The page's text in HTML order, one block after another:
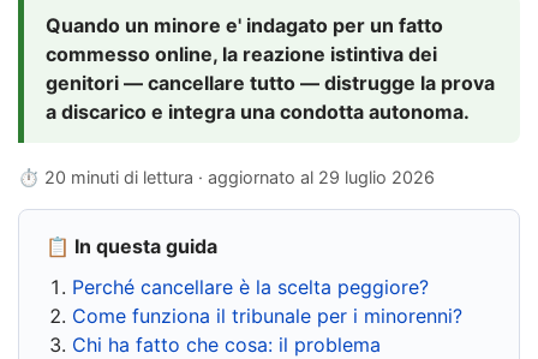
Quando un minore e' indagato per un fatto
commesso online, la reazione istintiva dei
genitori — cancellare tutto — distrugge la prova
a discarico e integra una condotta autonoma.
⏱ 20 minuti di lettura · aggiornato al 29 luglio 2026
📋 In questa guida
Perché cancellare è la scelta peggiore?
Come funziona il tribunale per i minorenni?
Chi ha fatto che cosa: il problema